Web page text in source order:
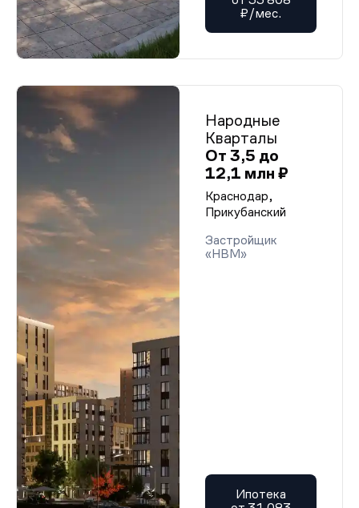
₽/мес.
Народные
Кварталы
От 3,5 до
12,1 млн ₽
Краснодар,
Прикубанский
Застройщик
«НВМ»
Ипотека